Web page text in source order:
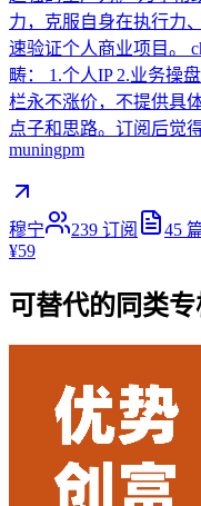
力，克服自身在执行力
速验证个人商业项目。
畴： 1.个人IP 2.业务操
栏永不涨价，不提供具
点子和思路。订阅后觉
muningpm
穆宁 239 订阅 45
¥59
可替代的同类